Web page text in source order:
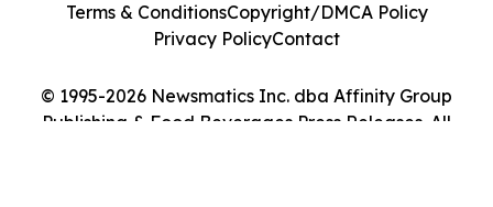
© 1995-2026 Newsmatics Inc. dba Affinity Group
Publishing & Food Beverages Press Releases. All
Terms & ConditionsCopyright/DMCA Policy
Privacy PolicyContact